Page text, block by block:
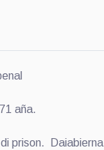
aña.
prison.